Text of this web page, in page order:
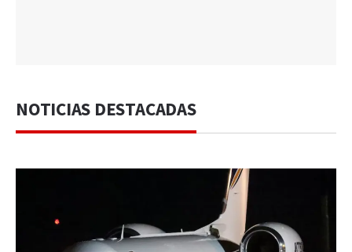
NOTICIAS DESTACADAS